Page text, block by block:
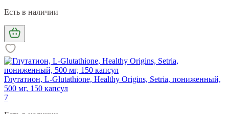
Есть в наличии
Глутатион, L-Glutathione, Healthy Origins, Setria, пониженный,
500 мг, 150 капсул
7